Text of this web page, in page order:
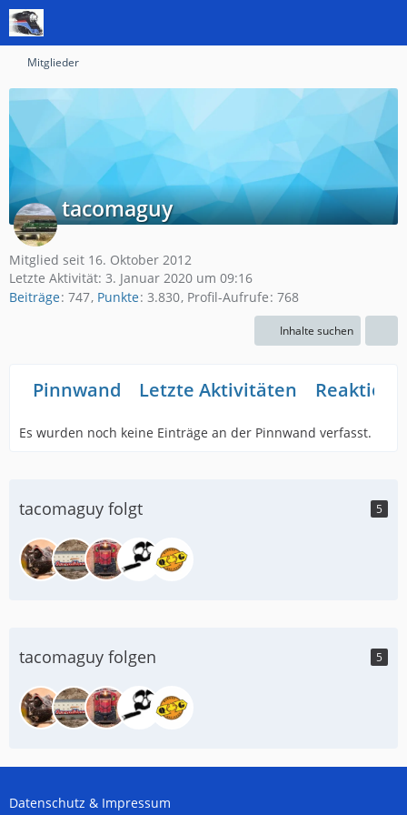
Mitglieder
tacomaguy
Mitglied seit 16. Oktober 2012
Letzte Aktivität: 3. Januar 2020 um 09:16
Beiträge 747 Punkte 3.830 Profil-Aufrufe 768
Inhalte suchen
Pinnwand Letzte Aktivitäten
Es wurden noch keine Einträge an der Pinnwand verfasst.
tacomaguy folgt 5
tacomaguy folgen 5
Datenschutz & Impressum